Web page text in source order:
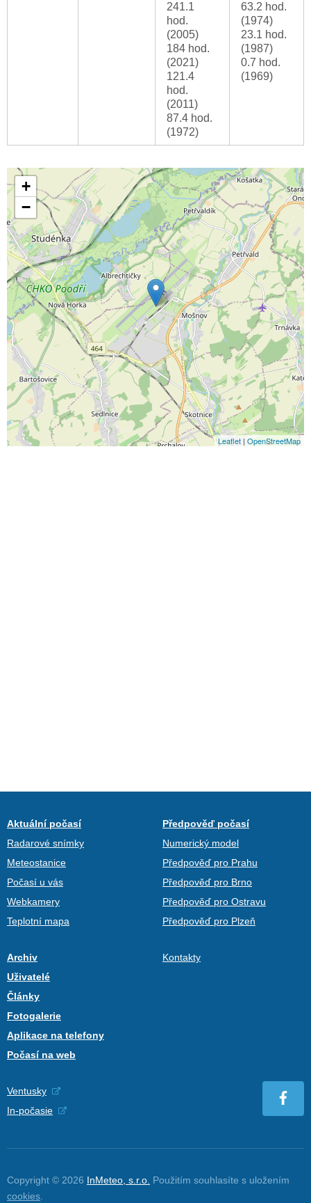
241.1
hod.
(2005)
184 hod.
(2021)
121.4
hod.
(2011)
87.4 hod.
(1972)
63.2 hod.
(1974)
23.1 hod.
(1987)
0.7 hod.
(1969)
+
−
Leaflet | OpenStreetMap
Aktuální počasí
Radarové snímky
Meteostanice
Počasí u vás
Webkamery
Teplotní mapa
Předpověď počasí
Numerický model
Předpověď pro Prahu
Předpověď pro Brno
Předpověď pro Ostravu
Předpověď pro Plzeň
Archiv
Uživatelé
Články
Fotogalerie
Aplikace na telefony
Počasí na web
Kontakty
Ventusky
In-počasie
Copyright © 2026 InMeteo, s.r.o. Použitím souhlasíte s uložením
cookies